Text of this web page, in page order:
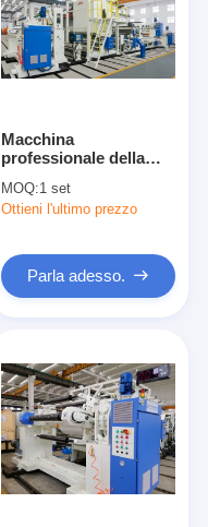
Macchina
professionale della
dell'estrusione,
macchina meccanica
pe
MOQ:1 set
Ottieni l'ultimo prezzo
Parla adesso.